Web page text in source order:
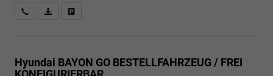
Rückrufbitte absenden
PDF-Datei, Fahrzeugexposé drucken
Hyundai BAYON GO BESTELLFAHRZEUG / FREI